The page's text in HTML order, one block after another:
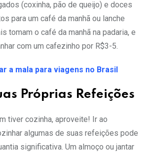
(coxinha, pão de queijo) e doces
para um café da manhã ou lanche
tomam o café da manhã na padaria, e
com um cafezinho por R$3-5.
a mala para viagens no Brasil
Próprias Refeições
tiver cozinha, aproveite! Ir ao
algumas de suas refeições pode
significativa. Um almoço ou jantar